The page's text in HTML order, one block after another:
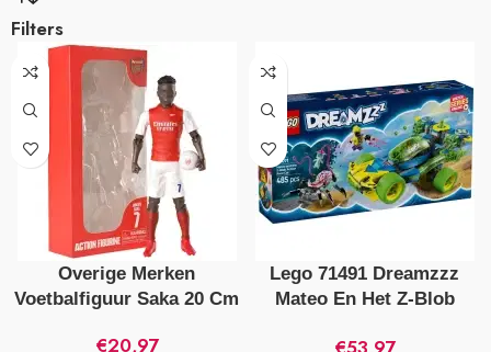
Filters
Overige Merken
Voetbalfiguur Saka 20 Cm
€20,97
Lego 71491 Dreamzzz
Mateo En Het Z-Blob